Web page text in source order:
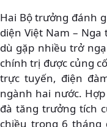
Hai Bộ trưởng đánh
diện Việt Nam –
dù gặp nhiều trở
chính trị được củng
trực tuyến, điện
ngành hai nước.
đà tăng trưởng tích
chiều trong 6 tháng